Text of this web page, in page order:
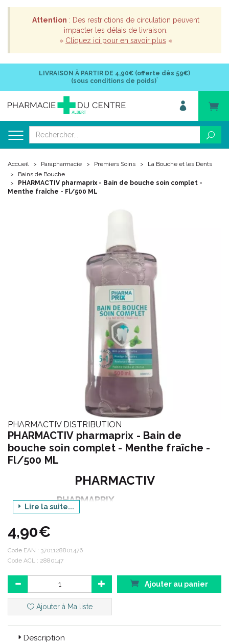
Attention : Des restrictions de circulation peuvent
impacter les délais de livraison.
» Cliquez ici pour en savoir plus «
LIVRAISON À PARTIR DE 4,90€ (offerte dès 59€)
(sous conditions de poids)*
Accueil Parapharmacie Premiers Soins
La Bouche et les Dents
Bains de Bouche
PHARMACTIV pharmaprix - Bain de bouche soin complet -
Menthe fraîche - Fl/500 ML
PHARMACTIV DISTRIBUTION
PHARMACTIV pharmaprix - Bain de
bouche soin complet - Menthe fraîche -
Fl/500 ML
PHARMACTIV
PHARMAPRIX
MENTHE FRAÎCHE
Code EAN : 3701128801476
Lire la suite...
4,90€
Code EAN : 3701128801476
Code ACL : 2880147
Ajouter au panier
Ajouter à Ma liste
Description